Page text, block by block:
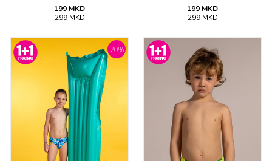
199 MKD
299MKD
199 MKD
299MKD
20%